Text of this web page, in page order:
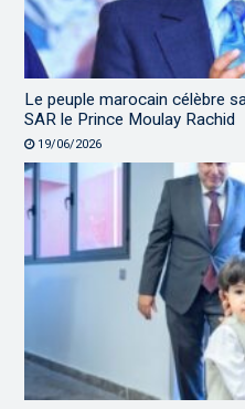
Le peuple marocain célèbre
SAR le Prince Moulay Rachid
19/06/2026